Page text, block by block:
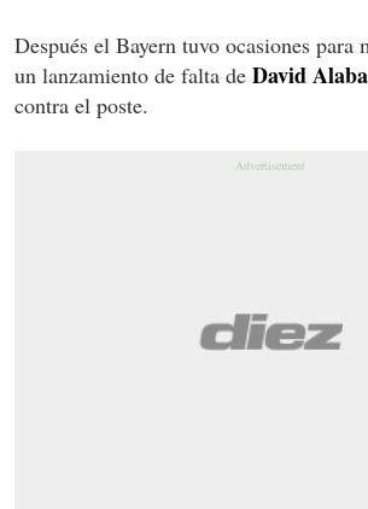
Después el Bayern tuvo ocasiones para
un lanzamiento de falta de David Alaba
contra el poste.